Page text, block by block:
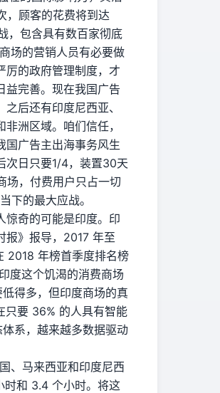
，顾客的花费将到达
，包含具有数百家彻底
场的营销人员有必要做
厉的政府管理制度，才
益完善。现在我国广告
后还有印度尼西亚、
洲区域。咱们信任，
国广告主出海事务风生
次日只要1/4，装置30天
场，付费用户只占一切
下的最大应战。
惊奇的可能是印度。印
报》报导，2017 年至
2018 年榜首季度排名榜
度这个饥渴的消费商场
得多，但印度商场的真
只要 36% 的人具有智能
系，越来越多数据驱动
、马来西亚和印度尼西
时和 3.4 个小时。将这